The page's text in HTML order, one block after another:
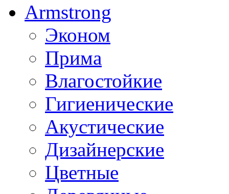
Armstrong
Эконом
Прима
Влагостойкие
Гигиенические
Акустические
Дизайнерские
Цветные